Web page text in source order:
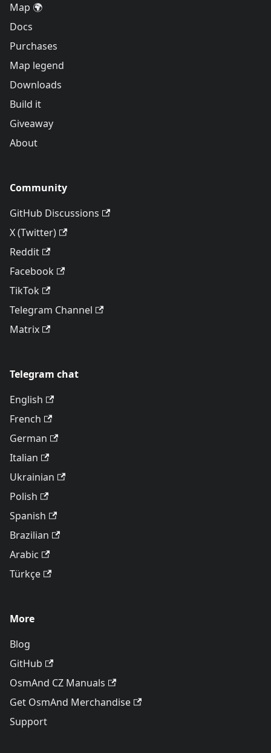
Map 🌍
Docs
Purchases
Map legend
Downloads
Build it
Giveaway
About
Community
GitHub Discussions
X (Twitter)
Reddit
Facebook
TikTok
Telegram Channel
Matrix
Telegram chat
English
French
German
Italian
Ukrainian
Polish
Spanish
Brazilian
Arabic
Türkçe
More
Blog
GitHub
OsmAnd CZ Manuals
Get OsmAnd Merchandise
Support